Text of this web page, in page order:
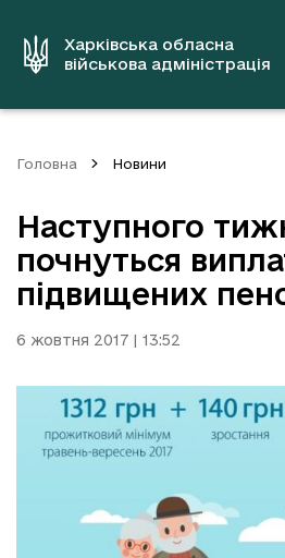
вмістуХарківська обласна
військова адміністрація
Головна Новини
Наступного
почнуться
підвищених
6 жовтня 2017 | 13:52